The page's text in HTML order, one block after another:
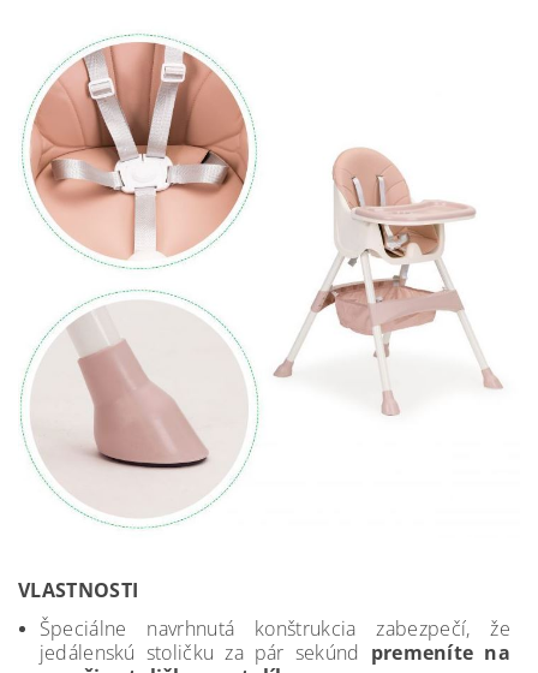
VLASTNOSTI
Špeciálne navrhnutá konštrukcia zabezpečí, že
jedálenskú stoličku za pár sekúnd premeníte na